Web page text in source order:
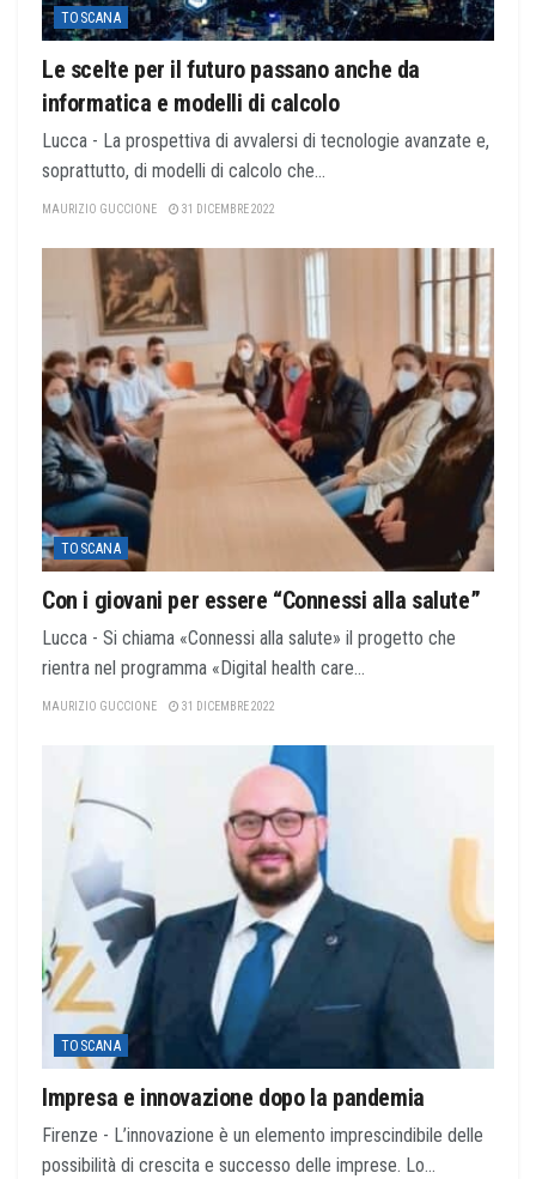
TOSCANA
Le scelte per il futuro passano anche da
informatica e modelli di calcolo
Lucca - La prospettiva di avvalersi di tecnologie avanzate e,
soprattutto, di modelli di calcolo che...
MAURIZIO GUCCIONE 31 DICEMBRE 2022
TOSCANA
Con i giovani per essere “Connessi alla salute”
Lucca - Si chiama «Connessi alla salute» il progetto che
rientra nel programma «Digital health care...
MAURIZIO GUCCIONE 31 DICEMBRE 2022
TOSCANA
Impresa e innovazione dopo la pandemia
Firenze - L’innovazione è un elemento imprescindibile delle
possibilità di crescita e successo delle imprese. Lo...